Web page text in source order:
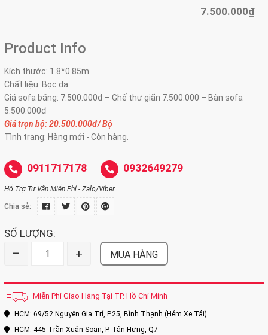
7.500.000₫
Product Info
Kích thước: 1.8*0.85m
Chất liệu: Bọc da.
Giá sofa băng: 7.500.000đ – Ghế thư giãn 7.500.000 – Bàn sofa
5.500.000đ
Giá trọn bộ: 20.500.000đ/ Bộ
Tình trạng: Hàng mới - Còn hàng.
0911717178 0932649279
Hỗ Trợ Tư Vấn Miễn Phí - Zalo/Viber
Chia sẻ:
SỐ LƯỢNG:
– + MUA HÀNG
Miễn Phí Giao Hàng Tại TP. Hồ Chí Minh
HCM: 69/52 Nguyễn Gia Trí, P.25, Bình Thạnh (Hẻm Xe Tải)
HCM: 445 Trần Xuân Soạn, P. Tân Hưng, Q7